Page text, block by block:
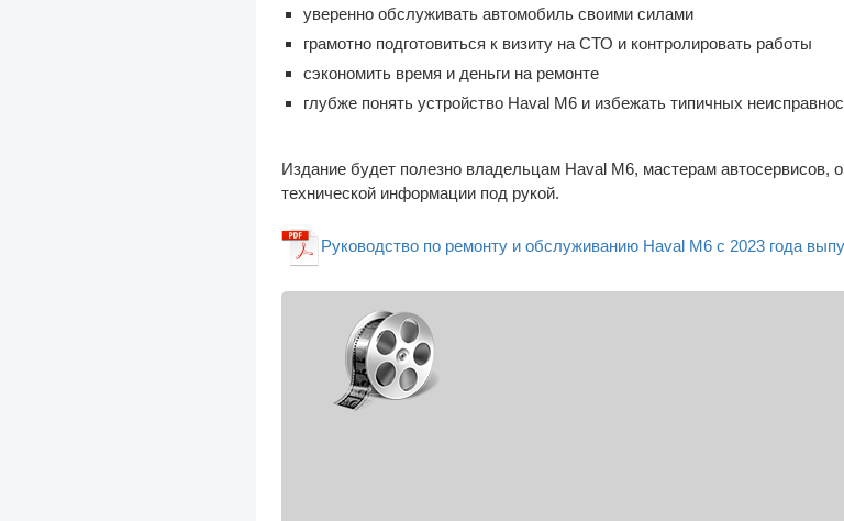
уверенно обслуживать автомобиль своими силами
грамотно подготовиться к визиту на СТО и контролировать работы
сэкономить время и деньги на ремонте
глубже понять устройство Haval M6 и избежать типичных
Издание будет полезно владельцам Haval M6, мастерам
технической информации под рукой.
Руководство по ремонту и обслуживанию Haval M6 с 2023 года